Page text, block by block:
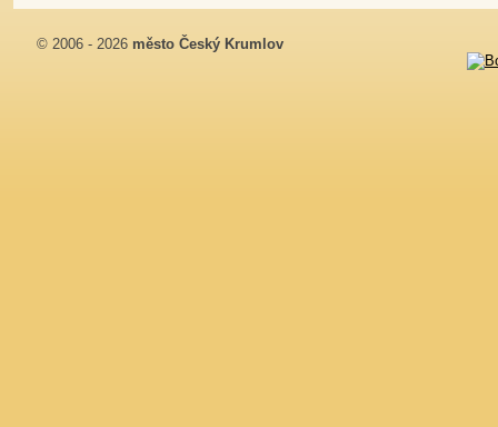
© 2006 - 2026 město Český Krumlov